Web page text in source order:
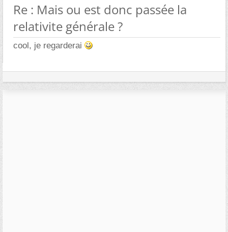
Re : Mais ou est donc passée la
relativite générale ?
cool, je regarderai